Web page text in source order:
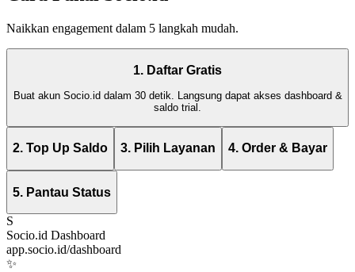
Naikkan engagement dalam 5 langkah mudah.
1. Daftar Gratis
Buat akun Socio.id dalam 30 detik. Langsung dapat akses dashboard &
saldo trial.
2. Top Up Saldo 3. Pilih Layanan 4. Order & Bayar
5. Pantau Status
S
Socio.id Dashboard
app.socio.id/dashboard
✨